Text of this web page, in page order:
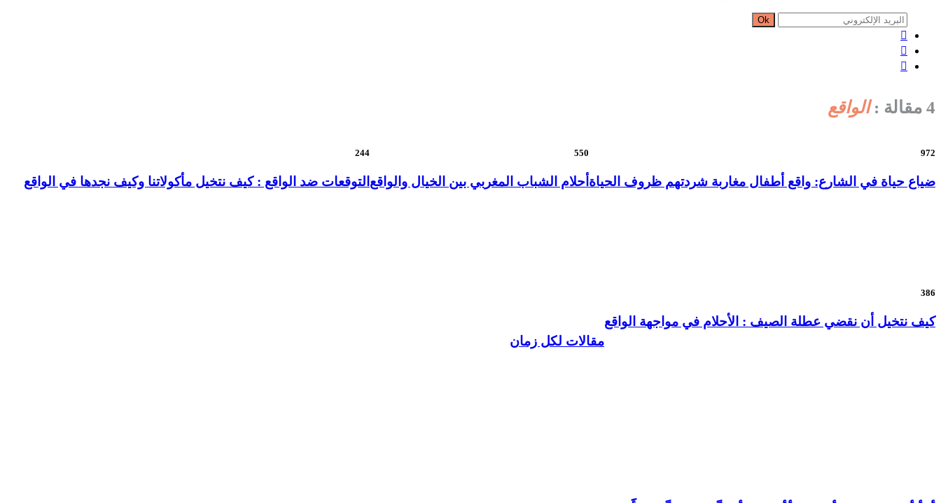
Ok



4 مقالة : الواقع
972
ضياع حياة في الشارع: واقع أطفال مغاربة شردتهم ظروف الحياة
550
أحلام الشباب المغربي بين الخيال والواقع
244
التوقعات ضد الواقع : كيف نتخيل مأكولاتنا وكيف نجدها في الواقع
386
كيف نتخيل أن نقضي عطلة الصيف : الأحلام في مواجهة الواقع
مقالات لكل زمان